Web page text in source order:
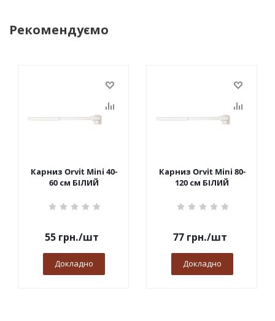
Рекомендуємо
Карниз Orvit Mini 40-
60 см БІЛИЙ
55грн./шт
Докладно
Карниз Orvit Mini 80-
120 см БІЛИЙ
77грн./шт
Докладно